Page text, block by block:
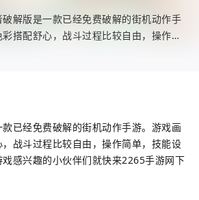
解版是一款已经免费破解的街机动作手
搭配舒心，战斗过程比较自由，操作简
款已经免费破解的街机动作手游。游戏画
战斗过程比较自由，操作简单，技能设
感兴趣的小伙伴们就快来2265手游网下